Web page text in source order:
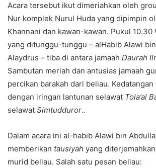
Acara tersebut ikut dimeriahkan oleh
Nur komplek Nurul Huda yang dipimpin
Khannani dan kawan-kawan. Pukul 10.30
yang ditunggu-tunggu – alHabib Alawi
Alaydrus – tiba di antara jamaah Daurah
Sambutan meriah dan antusias jamaah
percikan barakah dari beliau.
dengan iringan lantunan selawat Tola’al
selawat Simtudduror..
Dalam acara ini al-habib Alawi bin
memberikan tausiyah yang
murid beliau. Salah satu pesan beliau: